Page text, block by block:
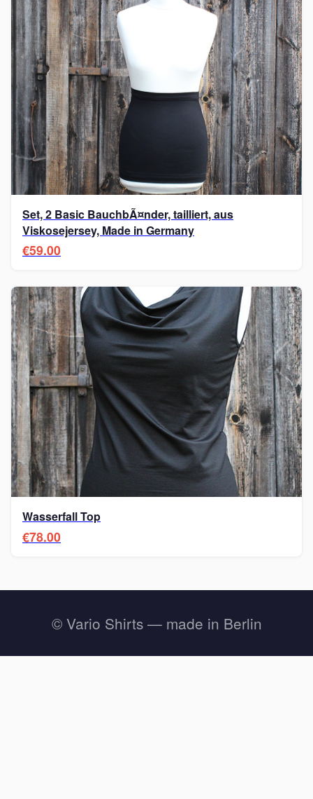
Set, 2 Basic BauchbÃ¤nder, tailliert, aus
Viskosejersey, Made in Germany
€59.00
Wasserfall Top
€78.00
© Vario Shirts — made in Berlin